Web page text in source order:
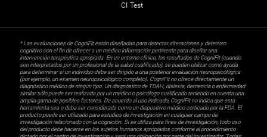
CI Test
* Las evaluaciones de CogniFit están diseñadas para detectar alteraciones y deterioro
cognitivo con el fin de ofrecer a un médico información pertinente para diseñar una
intervención terapéutica apropiada. En un entorno clínico, los resultados de CogniFit (cuando
son interpretados por un profesional de la salud cualificado), se pueden utilizar como ayuda
para determinar si un individuo debe ser dirigido a una posterior evaluación neuropsicológica
(por ejemplo, un examen neuropsicológico completo). CogniFit no ofrece directamente un
diagnóstico médico de ningún tipo. Un diagnóstico de TDAH, dislexia, demencia o enfermedad
similar sólo puede ser realizada por un médico o psicólogo cualificado teniendo en cuenta una
amplia gama de posibles factores. De acuerdo al uso indicado, CogniFit no indica que esta
herramienta sea o deba ser considerada como un dispositivo médico certicado por la FDA. El
producto puede ser utilizado para estudios de investigación en cualquier campo de
investigación relacionado con la cognición. Si se utiliza para fines de investigación, todo uso
del producto debe hacerse en los sujetos humanos apropiados conforme al procedimiento